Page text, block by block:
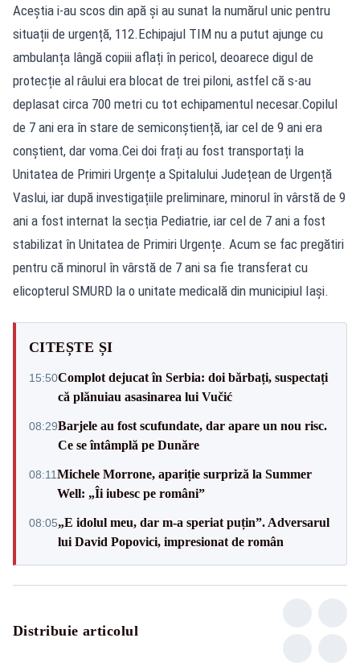
Aceștia i-au scos din apă și au sunat la numărul unic pentru
situații de urgență, 112.Echipajul TIM nu a putut ajunge cu
ambulanța lângă copiii aflați în pericol, deoarece digul de
protecție al râului era blocat de trei piloni, astfel că s-au
deplasat circa 700 metri cu tot echipamentul necesar.Copilul
de 7 ani era în stare de semiconștiență, iar cel de 9 ani era
conștient, dar voma.Cei doi frați au fost transportați la
Unitatea de Primiri Urgențe a Spitalului Județean de Urgență
Vaslui, iar după investigațiile preliminare, minorul în vârstă de 9
ani a fost internat la secția Pediatrie, iar cel de 7 ani a fost
stabilizat în Unitatea de Primiri Urgențe. Acum se fac pregătiri
pentru că minorul în vârstă de 7 ani sa fie transferat cu
elicopterul SMURD la o unitate medicală din municipiul Iași.
CITEȘTE ȘI
15:50Complot dejucat în Serbia: doi bărbați, suspectați
că plănuiau asasinarea lui Vučić
08:29Barjele au fost scufundate, dar apare un nou risc.
Ce se întâmplă pe Dunăre
08:11Michele Morrone, apariție surpriză la Summer
Well: „Îi iubesc pe români”
08:05„E idolul meu, dar m-a speriat puțin”. Adversarul
lui David Popovici, impresionat de român
Distribuie articolul